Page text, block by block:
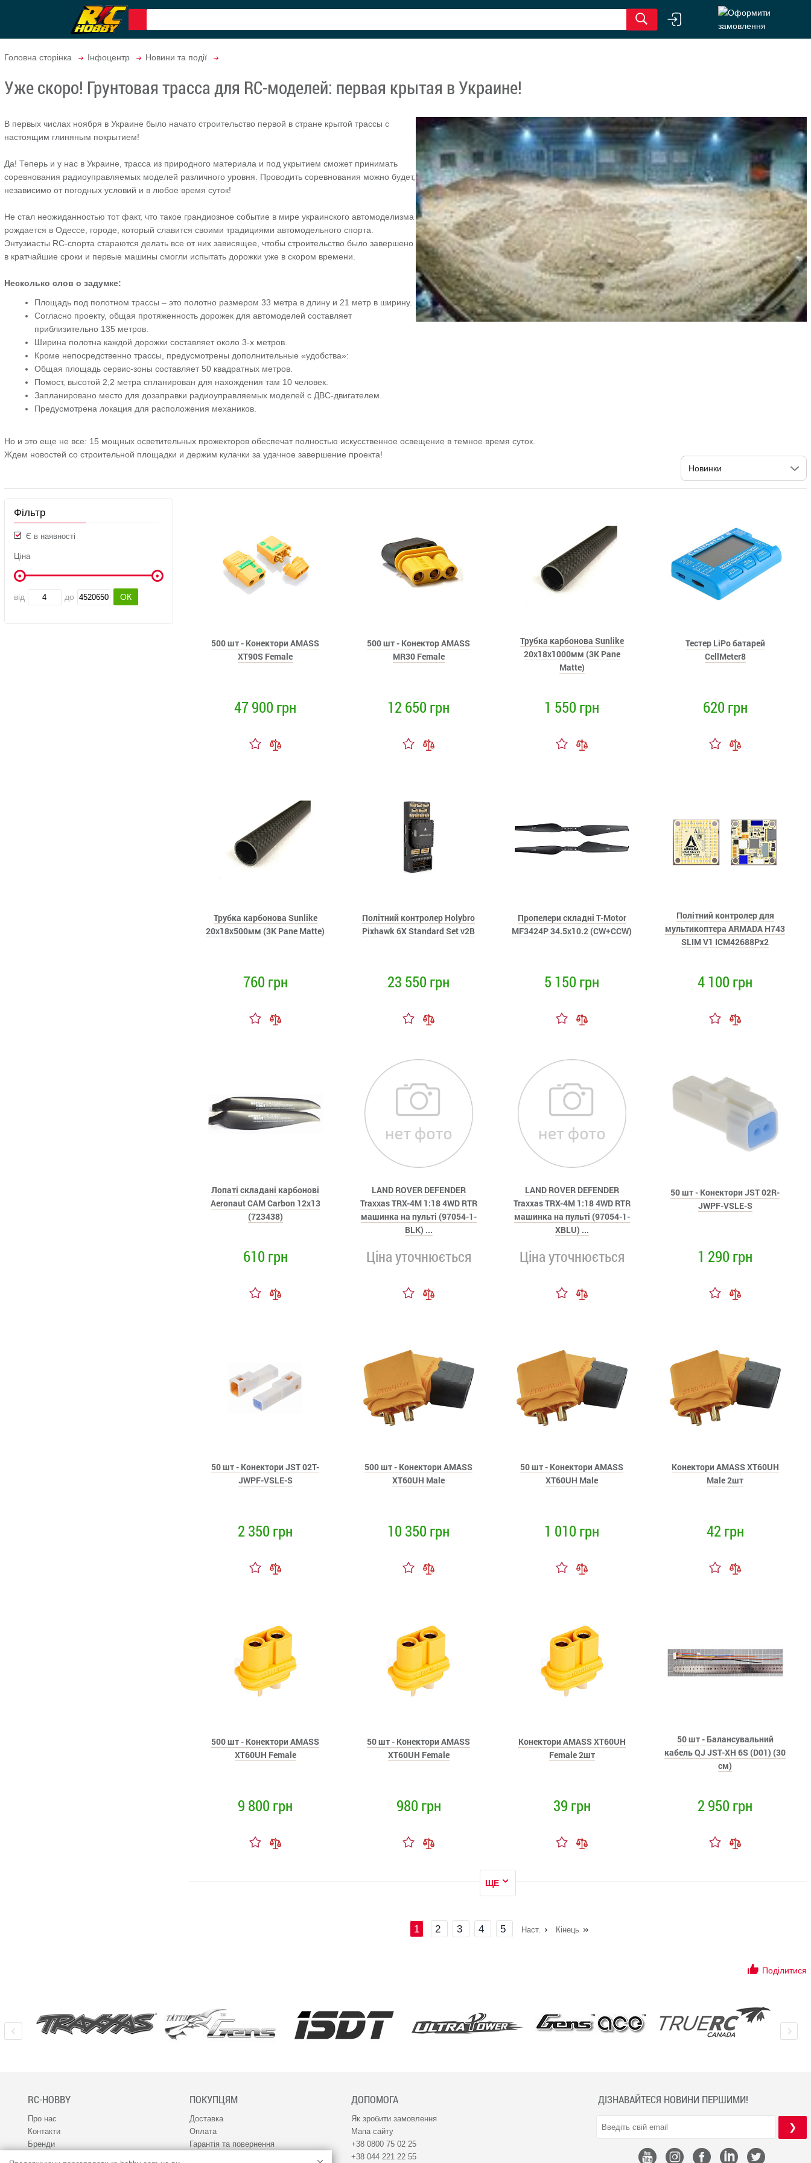
Головна сторінка Інфоцентр Новини та події
Уже скоро! Грунтовая трасса для RC-моделей: первая крытая в Украине!
В первых числах ноября в Украине было начато строительство первой в стране крытой трассы с
настоящим глиняным покрытием!
Да! Теперь и у нас в Украине, трасса из природного материала и под укрытием сможет принимать
соревнования радиоуправляемых моделей различного уровня. Проводить соревнования можно будет,
независимо от погодных условий и в любое время суток!
Не стал неожиданностью тот факт, что такое грандиозное событие в мире украинского автомоделизма
рождается в Одессе, городе, который славится своими традициями автомодельного спорта.
Энтузиасты RC-спорта стараются делать все от них зависящее, чтобы строительство было завершено
в кратчайшие сроки и первые машины смогли испытать дорожки уже в скором времени.
Несколько слов о задумке:
Площадь под полотном трассы – это полотно размером 33 метра в длину и 21 метр в ширину.
Согласно проекту, общая протяженность дорожек для автомоделей составляет
приблизительно 135 метров.
Ширина полотна каждой дорожки составляет около 3-х метров.
Кроме непосредственно трассы, предусмотрены дополнительные «удобства»:
Общая площадь сервис-зоны составляет 50 квадратных метров.
Помост, высотой 2,2 метра спланирован для нахождения там 10 человек.
Запланировано место для дозаправки радиоуправляемых моделей с ДВС-двигателем.
Предусмотрена локация для расположения механиков.
Но и это еще не все: 15 мощных осветительных прожекторов обеспечат полностью искусственное освещение в темное время суток.
Ждем новостей со строительной площадки и держим кулачки за удачное завершение проекта!
Фільтр
Є в наявності
Ціна
від до
500 шт - Конектори AMASS
XT90S Female
47 900 грн
500 шт - Конектор AMASS
MR30 Female
12 650 грн
Трубка карбонова Sunlike
20x18x1000мм (3K Pane
Matte)
1 550 грн
Тестер LiPo батарей
CellMeter8
620 грн
Трубка карбонова Sunlike
20x18x500мм (3K Pane Matte)
760 грн
Політний контролер Holybro
Pixhawk 6X Standard Set v2B
23 550 грн
Пропелери складні T-Motor
MF3424P 34.5x10.2 (CW+CCW)
5 150 грн
Політний контролер для
мультикоптера ARMADA H743
SLIM V1 ICM42688Px2
4 100 грн
Лопаті складані карбонові
Aeronaut CAM Carbon 12x13
(723438)
610 грн
LAND ROVER DEFENDER
Traxxas TRX-4M 1:18 4WD RTR
машинка на пульті (97054-1-
BLK) ...
Ціна уточнюється
LAND ROVER DEFENDER
Traxxas TRX-4M 1:18 4WD RTR
машинка на пульті (97054-1-
XBLU) ...
Ціна уточнюється
50 шт - Конектори JST 02R-
JWPF-VSLE-S
1 290 грн
50 шт - Конектори JST 02T-
JWPF-VSLE-S
2 350 грн
500 шт - Конектори AMASS
XT60UH Male
10 350 грн
50 шт - Конектори AMASS
XT60UH Male
1 010 грн
Конектори AMASS XT60UH
Male 2шт
42 грн
500 шт - Конектори AMASS
XT60UH Female
9 800 грн
50 шт - Конектори AMASS
XT60UH Female
980 грн
Конектори AMASS XT60UH
Female 2шт
39 грн
50 шт - Балансувальний
кабель QJ JST-XH 6S (D01) (30
см)
2 950 грн
ЩЕ
1 2 3 4 5 Наст. Кінець
Поділитися
RC-HOBBY
Про нас
Контакти
Бренди
ПОКУПЦЯМ
Доставка
Оплата
Гарантія та повернення
ДОПОМОГА
Як зробити замовлення
Мапа сайту
+38 0800 75 02 25
+38 044 221 22 55
ДІЗНАВАЙТЕСЯ НОВИНИ ПЕРШИМИ!